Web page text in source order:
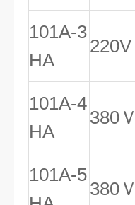
101A-3
HA
220V
101A-4
HA
380Ｖ
101A-5
380Ｖ